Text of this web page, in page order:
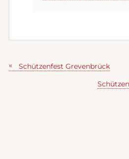
Schützenfest Grevenbrück